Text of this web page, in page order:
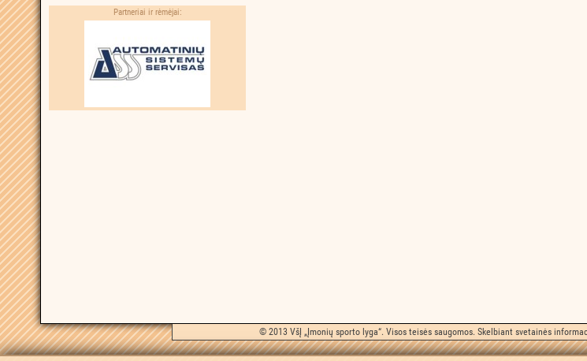
Partneriai ir rėmėjai:
© 2013 VšĮ „Įmonių sporto lyga“. Visos teisės saugomos. Skelbiant svetainės